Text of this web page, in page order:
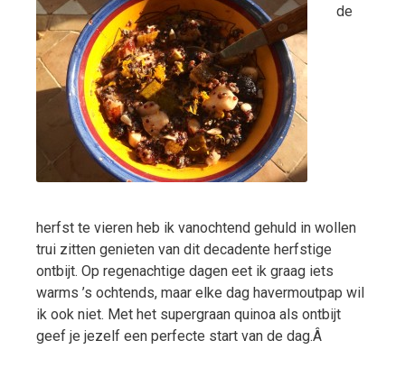
de
herfst te vieren heb ik vanochtend gehuld in wollen
trui zitten genieten van dit decadente herfstige
ontbijt. Op regenachtige dagen eet ik graag iets
warms ’s ochtends, maar elke dag havermoutpap wil
ik ook niet. Met het supergraan quinoa als ontbijt
geef je jezelf een perfecte start van de dag.Â